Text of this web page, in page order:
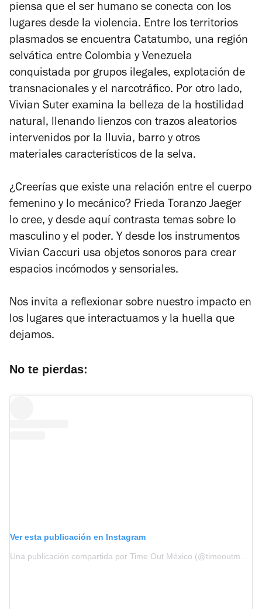
piensa que el ser humano se conecta con los
lugares desde la violencia. Entre los territorios
plasmados se encuentra Catatumbo, una región
selvática entre Colombia y Venezuela
conquistada por grupos ilegales, explotación de
transnacionales y el narcotráfico. Por otro lado,
Vivian Suter examina la belleza de la hostilidad
natural, llenando lienzos con trazos aleatorios
intervenidos por la lluvia, barro y otros
materiales característicos de la selva.
¿Creerías que existe una relación entre el cuerpo
femenino y lo mecánico? Frieda Toranzo Jaeger
lo cree, y desde aquí contrasta temas sobre lo
masculino y el poder. Y desde los instrumentos
Vivian Caccuri usa objetos sonoros para crear
espacios incómodos y sensoriales.
Nos invita a reflexionar sobre nuestro impacto en
los lugares que interactuamos y la huella que
dejamos.
No te pierdas:
Ver esta publicación en Instagram
Una publicación compartida por Time Out México (@timeoutmexico)